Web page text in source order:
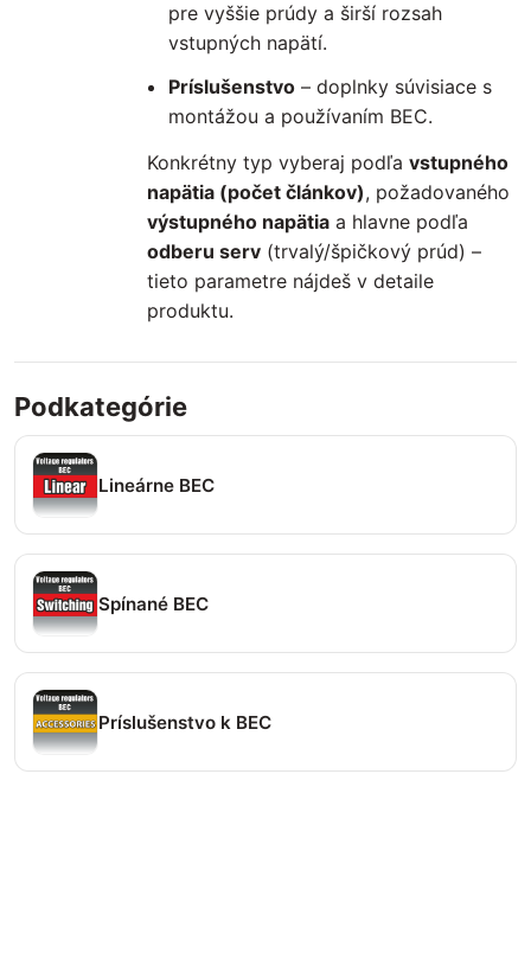
pre vyššie prúdy a širší rozsah
vstupných napätí.
Príslušenstvo – doplnky súvisiace s
montážou a používaním BEC.
Konkrétny typ vyberaj podľa vstupného
napätia (počet článkov), požadovaného
výstupného napätia a hlavne podľa
odberu serv (trvalý/špičkový prúd) –
tieto parametre nájdeš v detaile
produktu.
Podkategórie
Lineárne BEC
Spínané BEC
Príslušenstvo k BEC